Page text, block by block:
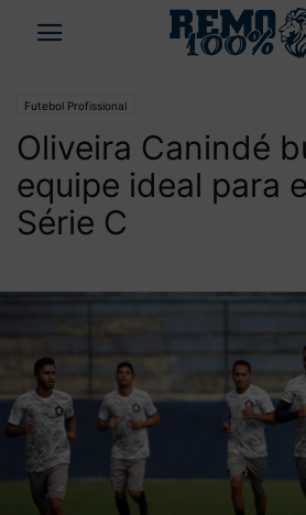
Futebol Profissional
Oliveira Canindé
equipe ideal para
Série C